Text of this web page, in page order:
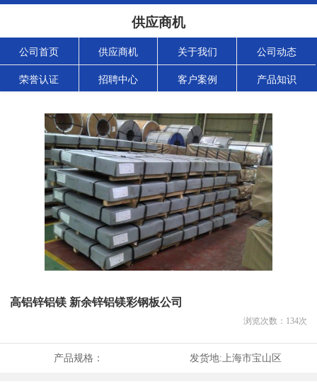
供应商机
公司首页 供应商机 关于我们 公司动态
荣誉认证 招聘中心 客户案例 产品知识
高铝锌铝镁 新余锌铝镁彩钢板公司
浏览次数： 134次
产品规格： 发货地: 上海市宝山区